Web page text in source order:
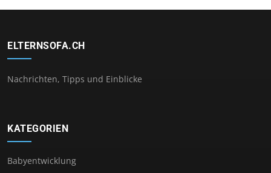
ELTERNSOFA.CH
Nachrichten, Tipps und Einblicke
KATEGORIEN
Babyentwicklung